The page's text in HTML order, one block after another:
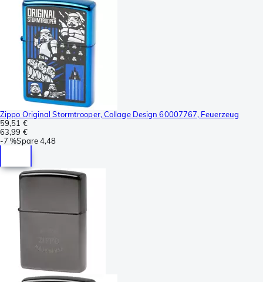
Zippo Original Stormtrooper, Collage Design 60007767, Feuerzeug
59,51 €
63,99 €
-7 %Spare4,48